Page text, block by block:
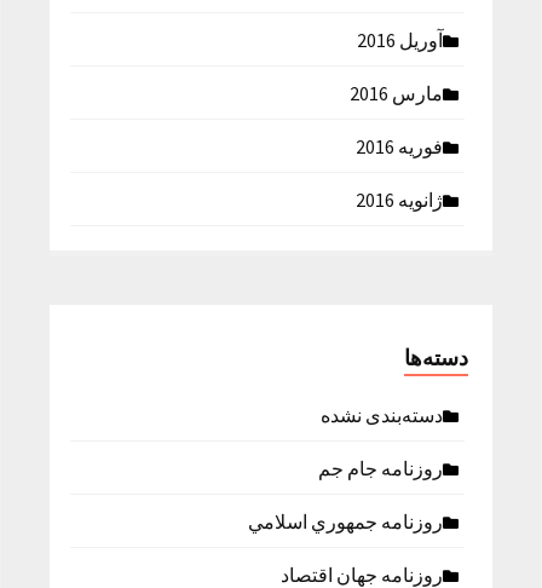
آوریل 2016
مارس 2016
فوریه 2016
ژانویه 2016
دسته‌ها
دسته‌بندی نشده
روزنامه جام جم
روزنامه جمهوري اسلامي
روزنامه جهان اقتصاد